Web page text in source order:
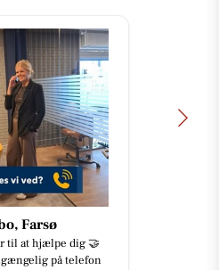
Farsø
til at hjælpe dig 🤝
på telefon